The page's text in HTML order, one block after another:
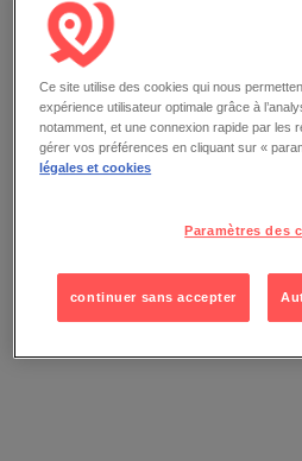
Ce site utilise des cookies qui nous
expérience utilisateur optimale grâce à
notamment, et une connexion rapide par les
gérer vos préférences en cliquant sur «
légales et cookies
Paramètres des
continuer sans accepter